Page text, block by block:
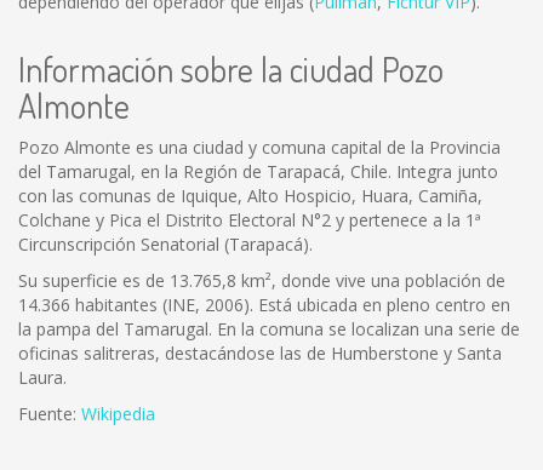
Información sobre la ciudad Pozo
Almonte
Pozo Almonte es una ciudad y comuna capital de la Provincia
del Tamarugal, en la Región de Tarapacá, Chile. Integra junto
con las comunas de Iquique, Alto Hospicio, Huara, Camiña,
Colchane y Pica el Distrito Electoral N°2 y pertenece a la 1ª
Circunscripción Senatorial (Tarapacá).
Su superficie es de 13.765,8 km², donde vive una población de
14.366 habitantes (INE, 2006). Está ubicada en pleno centro en
la pampa del Tamarugal. En la comuna se localizan una serie de
oficinas salitreras, destacándose las de Humberstone y Santa
Laura.
Fuente: Wikipedia